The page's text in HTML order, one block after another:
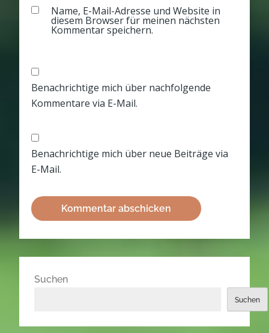
Name, E-Mail-Adresse und Website in
diesem Browser für meinen nächsten
Kommentar speichern.
Benachrichtige mich über nachfolgende
Kommentare via E-Mail.
Benachrichtige mich über neue Beiträge via
E-Mail.
Suchen
Suchen